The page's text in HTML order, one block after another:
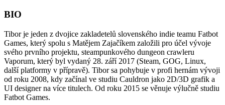
BIO
Tibor je jeden z dvojice zakladetelů slovenského indie teamu Fatbot
Games, který spolu s Matějem Zajačíkem založili pro účel vývoje
svého prvního projektu, steampunkového dungeon crawleru
Vaporum, který byl vydaný 28. září 2017 (Steam, GOG, Linux,
další platformy v přípravě). Tibor sa pohybuje v profi hernám vývoji
od roku 2008, kdy začínal ve studiu Cauldron jako 2D/3D grafik a
UI designer na více titulech. Od roku 2015 se věnuje výlučně studiu
Fatbot Games.